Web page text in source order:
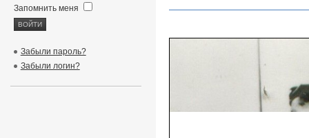
Запомнить меня
Забыли пароль?
Забыли логин?